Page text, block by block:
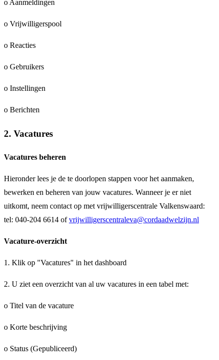
o Aanmeldingen
o Vrijwilligerspool
o Reacties
o Gebruikers
o Instellingen
o Berichten
2. Vacatures
Vacatures beheren
Hieronder lees je de te doorlopen stappen voor het aanmaken,
bewerken en beheren van jouw vacatures. Wanneer je er niet
uitkomt, neem contact op met vrijwilligerscentrale Valkenswaard:
tel: 040-204 6614 ofvrijwilligerscentraleva@cordaadwelzijn.nl
Vacature-overzicht
1. Klik op "Vacatures" in het dashboard
2. U ziet een overzicht van al uw vacatures in een tabel met:
o Titel van de vacature
o Korte beschrijving
o Status (Gepubliceerd)